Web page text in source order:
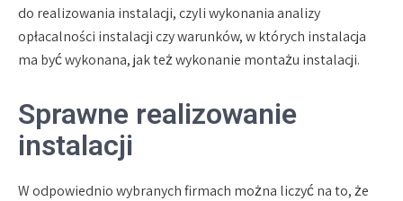
do realizowania instalacji, czyli wykonania analizy
opłacalności instalacji czy warunków, w których instalacja
ma być wykonana, jak też wykonanie montażu instalacji.
Sprawne realizowanie
instalacji
W odpowiednio wybranych firmach można liczyć na to, że